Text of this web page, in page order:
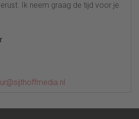
Ik neem graag de tijd voor je.